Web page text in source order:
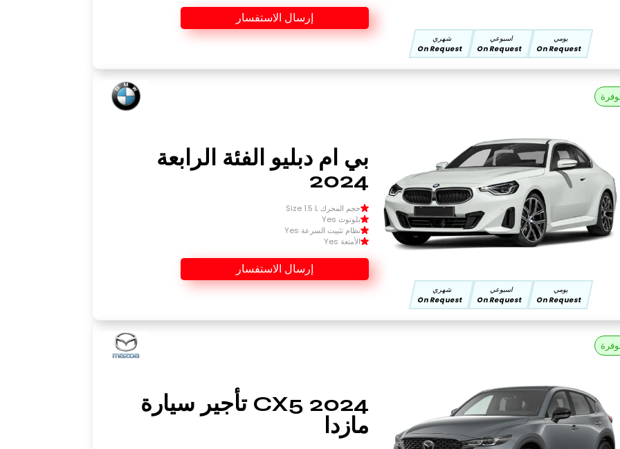
يومي
On Request
اسبوعي
On Request
شهري
On Request
إرسال الاستفسار
يومي
On Request
اسبوعي
On Request
شهري
On Request
بي ام دبليو الفئة الرابعة
2024
حجم المحرك Size 1.5 L
بلوتوث Yes
نظام تثبيت السرعة Yes
الأمتعة Yes
إرسال الاستفسار
CX5 2024 تأجير سيارة
مازدا